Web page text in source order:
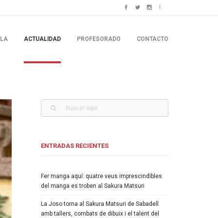
ACTUALIDAD PROFESORADO CONTACTO
ENTRADAS RECIENTES
Fer manga aquí: quatre veus imprescindibles
del manga es troben al Sakura Matsuri
La Joso torna al Sakura Matsuri de Sabadell
amb tallers, combats de dibuix i el talent del